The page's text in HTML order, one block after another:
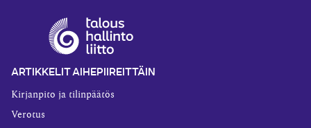
ARTIKKELIT AIHEPIIREITTÄIN
Kirjanpito ja tilinpäätös
Verotus